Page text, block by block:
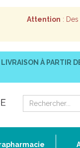
Attention :
LIVRAISON À PARTIR